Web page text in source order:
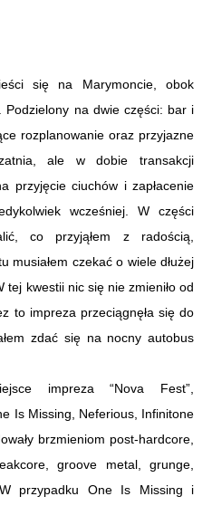
się na Marymoncie, obok
Podzielony na dwie części: bar i
rozplanowanie oraz przyjazne
ale w dobie transakcji
przyjęcie ciuchów i zapłacenie
wcześniej. W części
co przyjąłem z radością,
musiałem czekać o wiele dłużej
kwestii nic się nie zmieniło od
to impreza przeciągnęła się do
zdać się na nocny autobus
impreza “Nova Fest”,
Is Missing, Neferious, Infinitone
brzmieniom post-hardcore,
groove metal, grunge,
przypadku One Is Missing i